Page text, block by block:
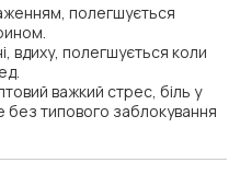
полегшується
вдиху, полегшується коли
важкий стрес, біль у
без типового заблокування